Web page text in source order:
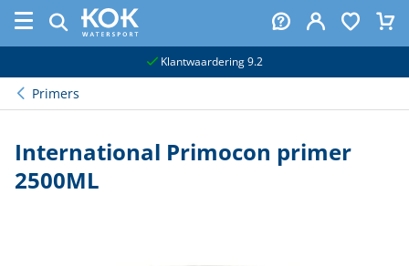
Klantwaardering 9.2
Primers
International Primocon primer
2500ML